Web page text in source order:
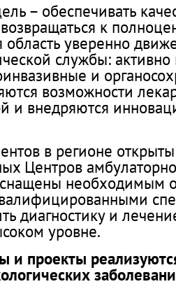
– обеспечивать
к
область уверенно
службы:
и
возможности
и внедряются
в регионе
Центров
необходимым
диагностику и
уровне.
и проекты